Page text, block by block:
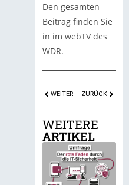
Den gesamten
Beitrag finden Sie
in im webTV des
WDR.
WEITER ZURÜCK
WEITERE
ARTIKEL